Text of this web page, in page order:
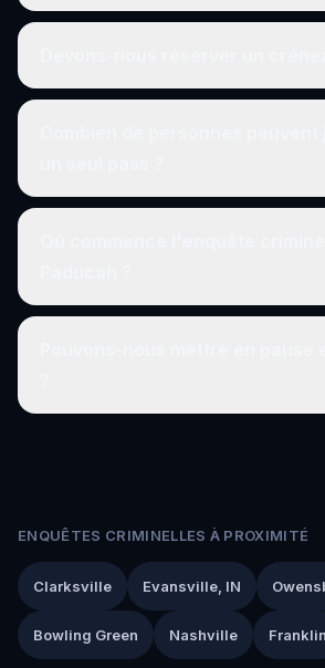
ENQUÊTES CRIMINELLES À PROXIMITÉ
Clarksville Evansville, IN
Bowling Green Nashville Franklin